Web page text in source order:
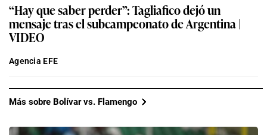
“Hay que saber perder”: Tagliafico dejó un
mensaje tras el subcampeonato de Argentina |
VIDEO
Agencia EFE
Más sobre Bolívar vs. Flamengo